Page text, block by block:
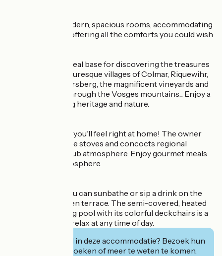
You'll love our modern, spacious rooms, accommodating
1 to 4 people and offering all the comforts you could wish
The hotel is the ideal base for discovering the treasures
of Alsace: the picturesque villages of Colmar, Riquewihr,
Ribeauvillé, Kaysersberg, the magnificent vineyards and
the hiking trails through the Vosges mountains... Enjoy a
holiday combining heritage and nature.
At the restaurant, you'll feel right at home! The owner
takes charge of the stoves and concocts regional
cuisine in a Winstub atmosphere. Enjoy gourmet meals
in a convivial atmosphere.
In fine weather, you can sunbathe or sip a drink on the
garden and wooden terrace. The semi-covered, heated
outdoor swimming pool with its colorful deckchairs is a
pleasant place to relax at any time of day.
Geïnteresseerd in deze accommodatie? Bezoek hun
website om te boeken of meer te weten te komen.